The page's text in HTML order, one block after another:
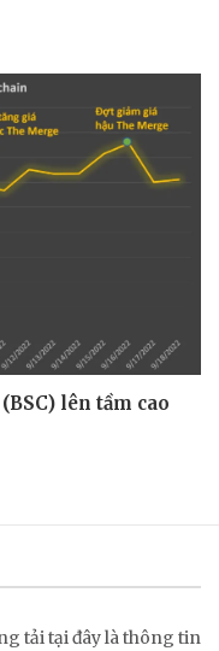
lên tầm cao
tải tại đây là thông tin